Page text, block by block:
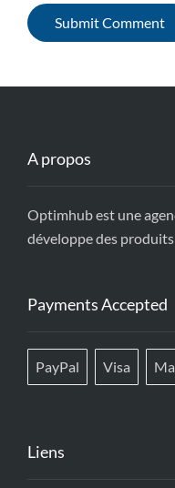
A propos
Optimhub est une
développe des
Payments Accepted
PayPal Visa
Liens